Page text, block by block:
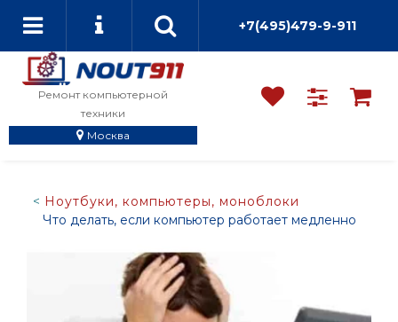
+7(495)479-9-911
Ремонт компьютерной
техники
Москва
Ноутбуки, компьютеры, моноблоки
Что делать, если компьютер работает медленно